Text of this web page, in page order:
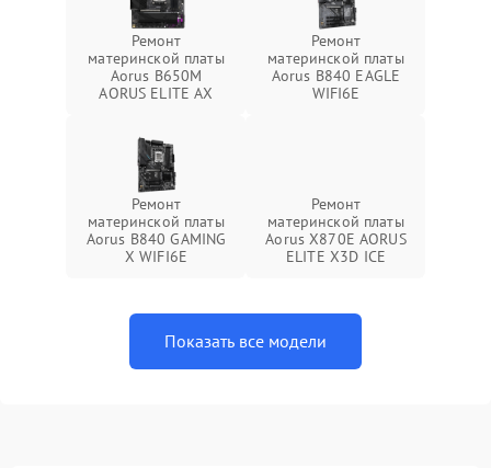
Ремонт
материнской платы
Aorus B650M
AORUS ELITE AX
Ремонт
материнской платы
Aorus B840 EAGLE
WIFI6E
Ремонт
материнской платы
Aorus B840 GAMING
X WIFI6E
Ремонт
материнской платы
Aorus X870E AORUS
ELITE X3D ICE
Показать все модели